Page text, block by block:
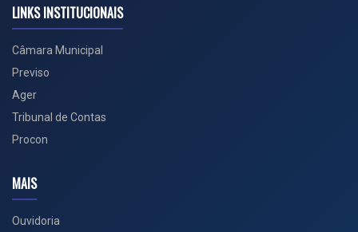
LINKS INSTITUCIONAIS
Câmara Municipal
Previso
Ager
Tribunal de Contas
Procon
MAIS
Ouvidoria